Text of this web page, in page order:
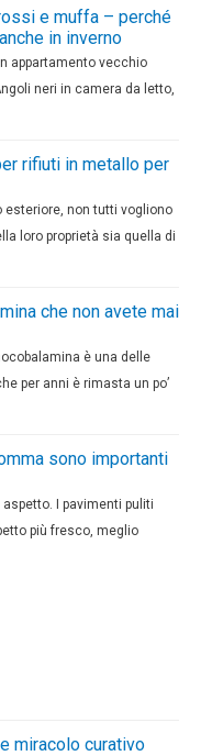
e muffa – perché
in inverno
appartamento vecchio
neri in camera da letto,
rifiuti in metallo per
esteriore, non tutti vogliono
loro proprietà sia quella di
che non avete mai
è una delle
per anni è rimasta un po’
sono importanti
I pavimenti puliti
più fresco, meglio
miracolo curativo